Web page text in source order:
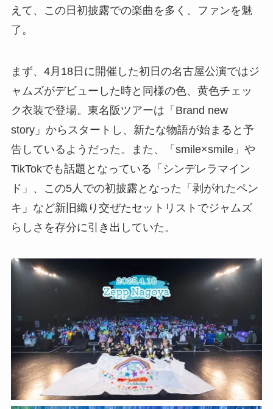
えて、この日初披露での楽曲を多く、ファンを魅
了。
まず、4月18日に開催した初日の名古屋公演ではジ
ャムズがデビューした時と同様の色、黄色チェッ
ク衣装で登場。東名阪ツアーは「Brand new
story」からスタートし、新たな物語が始まると予
告しているようだった。また、「smile×smile」や
TikTokでも話題となっている「シンデレラマイン
ド」、この5人での初披露となった「剥がれたペン
キ」など新旧織り交ぜたセットリストでジャムズ
らしさを存分に引き出していた。